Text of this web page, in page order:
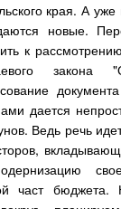
края. А уже
новые.
к
закона
дается
Ведь речь
част бюджета.